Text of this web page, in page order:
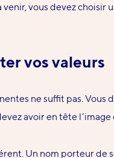
vous devez choisir
vos valeurs
ne suffit pas. Vous
avoir en tête
Un nom porteur